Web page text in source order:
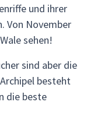
und ihrer
Von November
sehen!
sind aber die
besteht
die beste